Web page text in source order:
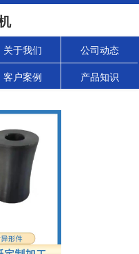
关于我们 公司动态
客户案例 产品知识